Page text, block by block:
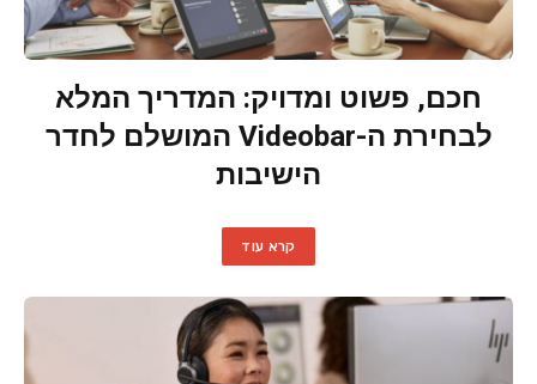
חכם, פשוט ומדויק: המדריך המלא
לבחירת ה-Videobar המושלם לחדר
הישיבות
קרא עוד